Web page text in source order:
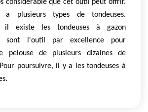
considérable que cet outil peut offrir.
plusieurs types de tondeuses.
il existe les tondeuses à gazon
sont l'outil par excellence pour
pelouse de plusieurs dizaines de
poursuivre, il y a les tondeuses à